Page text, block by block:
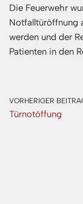
Die Feuerwehr
Notfalltüröffnung
werden und der
Patienten in den
VORHERIGER
Türnotöffung